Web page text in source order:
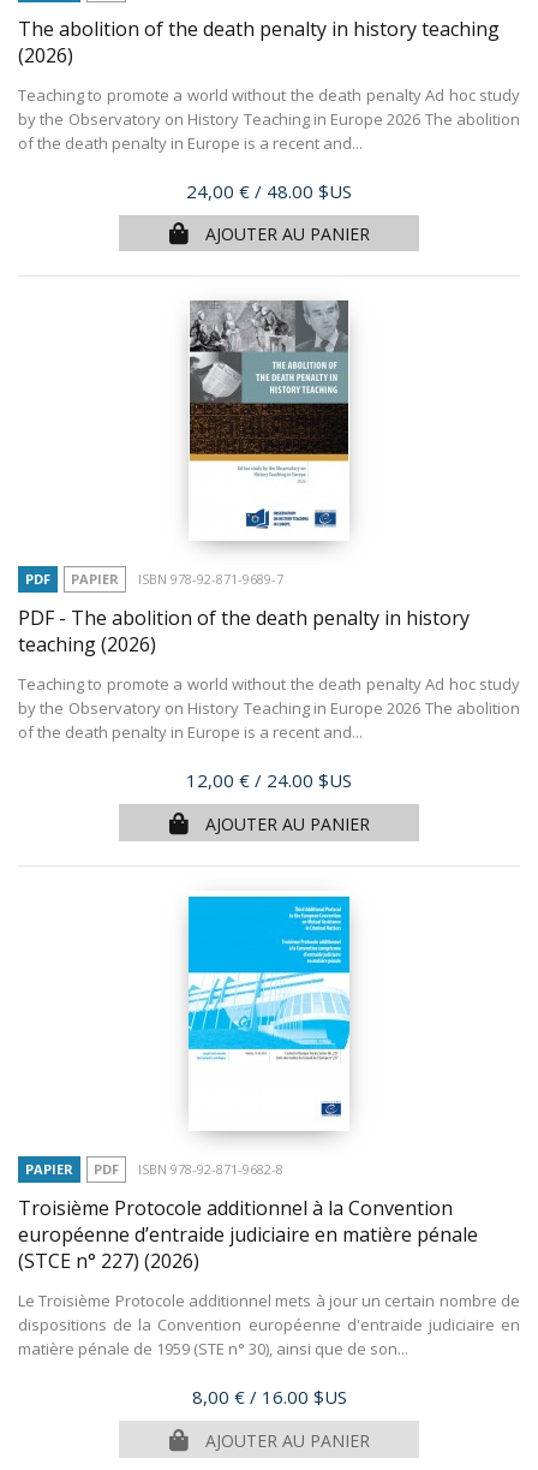
The abolition of the death penalty in history teaching
(2026)
Teaching to promote a world without the death penalty Ad hoc study
by the Observatory on History Teaching in Europe 2026 The abolition
of the death penalty in Europe is a recent and...
Prix
24,00 € / 48.00 $US
AJOUTER AU PANIER
PDF PAPIER ISBN 978-92-871-9689-7
PDF - The abolition of the death penalty in history
teaching(2026)
Teaching to promote a world without the death penalty Ad hoc study
by the Observatory on History Teaching in Europe 2026 The abolition
of the death penalty in Europe is a recent and...
Prix
12,00 € / 24.00 $US
AJOUTER AU PANIER
PAPIER PDF ISBN 978-92-871-9682-8
Troisième Protocole additionnel à la Convention
européenne d’entraide judiciaire en matière pénale
(STCE n° 227) (2026)
Le Troisième Protocole additionnel mets à jour un certain nombre de
dispositions de la Convention européenne d'entraide judiciaire en
matière pénale de 1959 (STE n° 30), ainsi que de son...
Prix
8,00 € / 16.00 $US
AJOUTER AU PANIER